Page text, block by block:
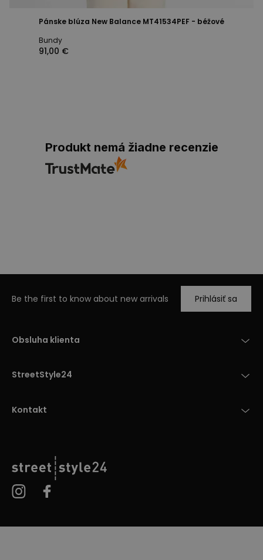
Pánske blúza New Balance MT41534PEF - béžové
Bundy
91,00 €
Produkt nemá žiadne recenzie
Be the first to know about new arrivals Prihlásiť sa
Obsluha klienta
StreetStyle24
Kontakt